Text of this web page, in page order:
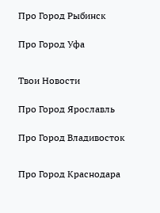
Про Город Рыбинск
Про Город Уфа
Твои Новости
Про Город Ярославль
Про Город Владивосток
Про Город Краснодара